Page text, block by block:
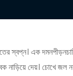
স্বপ্ন। এক
নাড়িয়ে দেয়। চোখে জল